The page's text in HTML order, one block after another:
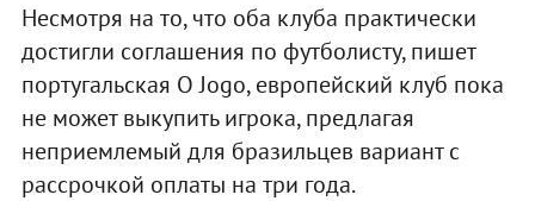
Несмотря на то, что оба клуба практически
достигли соглашения по футболисту, пишет
португальская O Jogo, европейский клуб пока
не может выкупить игрока, предлагая
неприемлемый для бразильцев вариант с
рассрочкой оплаты на три года.